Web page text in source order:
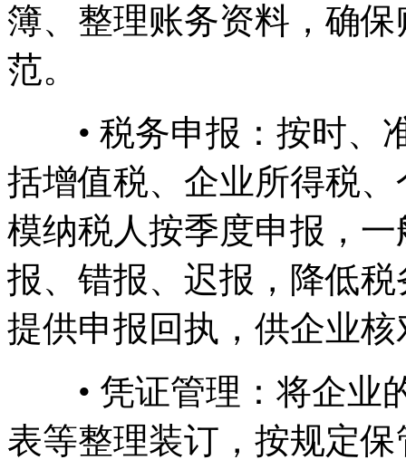
簿、整理账务资料，确
范。
• 税务申报：按时、
括增值税、企业所得税
模纳税人按季度申报，
报、错报、迟报，降低
提供申报回执，供企业核
• 凭证管理：将企业
表等整理装订，按规定